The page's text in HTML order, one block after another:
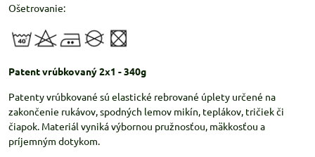
Ošetrovanie:
Patent vrúbkovaný 2x1 - 340g
Patenty vrúbkované sú elastické rebrované úplety určené na
zakončenie rukávov, spodných lemov mikín, teplákov, tričiek či
čiapok. Materiál vyniká výbornou pružnosťou, mäkkosťou a
príjemným dotykom.